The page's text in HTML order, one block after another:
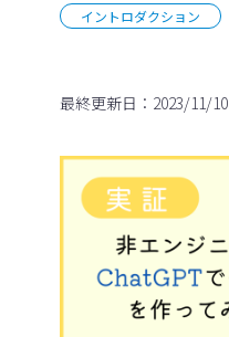
イントロダクション
最終更新日：2023/11/10